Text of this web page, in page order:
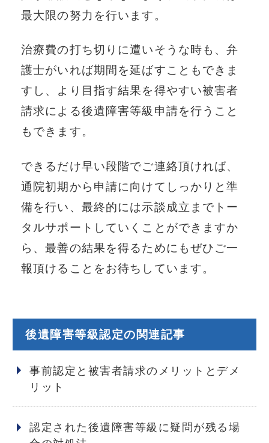
最大限の努力を行います。
治療費の打ち切りに遭いそうな時も、弁
護士がいれば期間を延ばすこともできま
すし、より目指す結果を得やすい被害者
請求による後遺障害等級申請を行うこと
もできます。
できるだけ早い段階でご連絡頂ければ、
通院初期から申請に向けてしっかりと準
備を行い、最終的には示談成立までトー
タルサポートしていくことができますか
ら、最善の結果を得るためにもぜひご一
報頂けることをお待ちしています。
後遺障害等級認定の関連記事
事前認定と被害者請求のメリットとデメ
リット
認定された後遺障害等級に疑問が残る場